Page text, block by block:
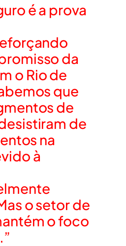
é a prova
da
o Rio de
que
de
de
na
à
o setor de
o foco